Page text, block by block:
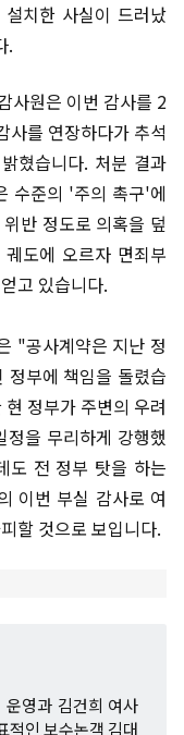
치한 사실이 드러났
.
사원은 이번 감사를 2
사를 연장하다가 추석
혔습니다. 처분 결과
수준의 '주의 촉구'에
반 정도로 의혹을 덮
도에 오르자 면죄부
고 있습니다.
"공사계약은 지난 정
부에 책임을 돌렸습
정부가 주변의 우려
을 무리하게 강행했
도 전 정부 탓을 하는
이번 부실 감사로 여
할 것으로 보입니다.
영과 김건희 여사
적인 보수논객 김대